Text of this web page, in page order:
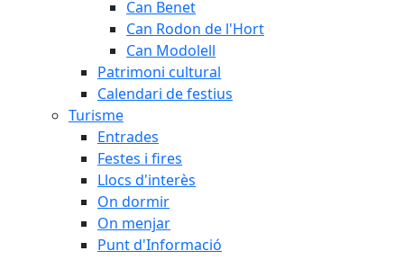
Can Benet
Can Rodon de l'Hort
Can Modolell
Patrimoni cultural
Calendari de festius
Turisme
Entrades
Festes i fires
Llocs d'interès
On dormir
On menjar
Punt d'Informació